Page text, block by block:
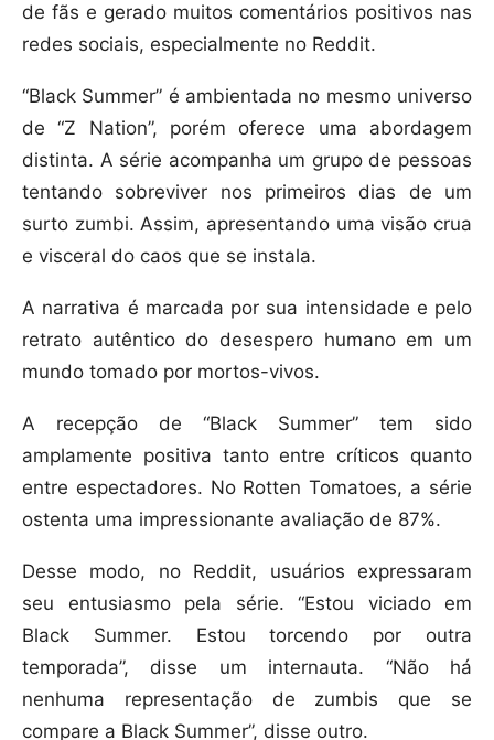
de fãs e gerado muitos comentários positivos nas
redes sociais, especialmente no Reddit.
“Black Summer” é ambientada no mesmo universo
de “Z Nation”, porém oferece uma abordagem
distinta. A série acompanha um grupo de pessoas
tentando sobreviver nos primeiros dias de um
surto zumbi. Assim, apresentando uma visão crua
e visceral do caos que se instala.
A narrativa é marcada por sua intensidade e pelo
retrato autêntico do desespero humano em um
mundo tomado por mortos-vivos.
A recepção de “Black Summer” tem sido
amplamente positiva tanto entre críticos quanto
entre espectadores. No Rotten Tomatoes, a série
ostenta uma impressionante avaliação de 87%.
Desse modo, no Reddit, usuários expressaram
seu entusiasmo pela série. “Estou viciado em
Black Summer. Estou torcendo por outra
temporada”, disse um internauta. “Não há
nenhuma representação de zumbis que se
compare a Black Summer”, disse outro.